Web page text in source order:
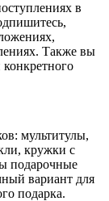
в
Также вы
мультитулы,
кружки с
подарочные
вариант для
подарка.